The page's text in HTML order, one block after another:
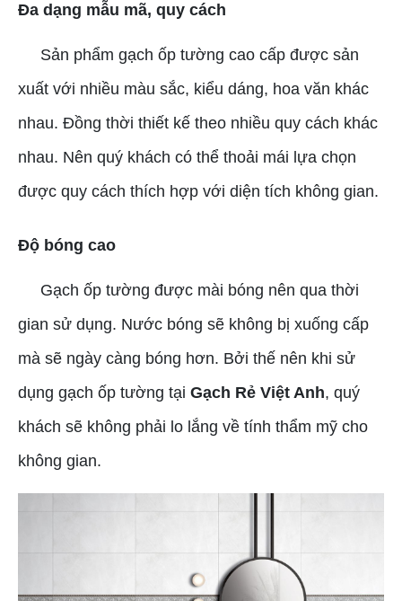
Đa dạng mẫu mã, quy cách
Sản phẩm gạch ốp tường cao cấp được sản
xuất với nhiều màu sắc, kiểu dáng, hoa văn khác
nhau. Đồng thời thiết kế theo nhiều quy cách khác
nhau. Nên quý khách có thể thoải mái lựa chọn
được quy cách thích hợp với diện tích không gian.
Độ bóng cao
Gạch ốp tường được mài bóng nên qua thời
gian sử dụng. Nước bóng sẽ không bị xuống cấp
mà sẽ ngày càng bóng hơn. Bởi thế nên khi sử
dụng gạch ốp tường tại Gạch Rẻ Việt Anh, quý
khách sẽ không phải lo lắng về tính thẩm mỹ cho
không gian.